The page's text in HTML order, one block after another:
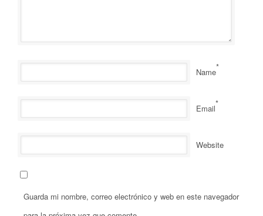
Name*
Email*
Website
Guarda mi nombre, correo electrónico y web en este navegador